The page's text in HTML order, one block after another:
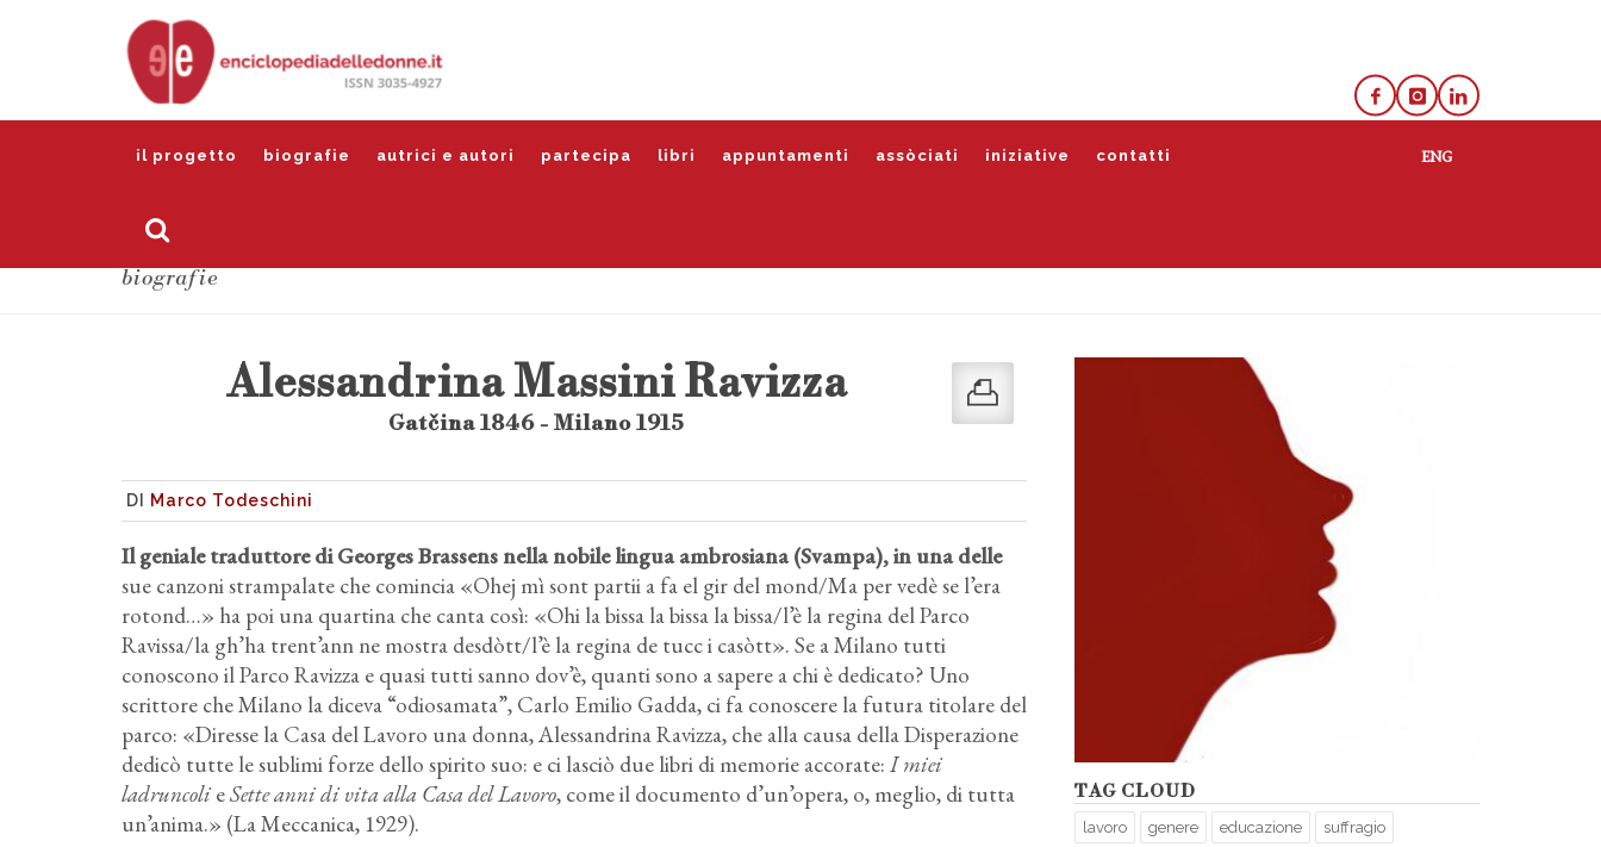
il progetto biografie autrici e autori partecipa libri appuntamenti assòciati iniziative contatti
biografie
TAG CLOUD
lavoro genere educazione suffragio
Alessandrina Massini Ravizza
Gatčina 1846 - Milano 1915
DI Marco Todeschini
Il geniale traduttore di Georges Brassens nella nobile lingua ambrosiana (Svampa), in una delle
sue canzoni strampalate che comincia «Ohej mì sont partii a fa el gir del mond/Ma per vedè se l’era
rotond…» ha poi una quartina che canta così: «Ohi la bissa la bissa la bissa/l’è la regina del Parco
Ravissa/la gh’ha trent’ann ne mostra desdòtt/l’è la regina de tucc i casòtt». Se a Milano tutti
conoscono il Parco Ravizza e quasi tutti sanno dov’è, quanti sono a sapere a chi è dedicato? Uno
scrittore che Milano la diceva “odiosamata”, Carlo Emilio Gadda, ci fa conoscere la futura titolare del
parco: «Diresse la Casa del Lavoro una donna, Alessandrina Ravizza, che alla causa della Disperazione
dedicò tutte le sublimi forze dello spirito suo: e ci lasciò due libri di memorie accorate: I miei
ladruncoli eSette anni di vita alla Casa del Lavoro, come il documento d’un’opera, o, meglio, di tutta
un’anima.» (La Meccanica, 1929).